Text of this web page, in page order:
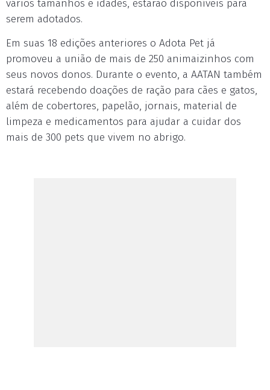
vários tamanhos e idades, estarão disponíveis para
serem adotados.
Em suas 18 edições anteriores o Adota Pet já
promoveu a união de mais de 250 animaizinhos com
seus novos donos. Durante o evento, a AATAN também
estará recebendo doações de ração para cães e gatos,
além de cobertores, papelão, jornais, material de
limpeza e medicamentos para ajudar a cuidar dos
mais de 300 pets que vivem no abrigo.